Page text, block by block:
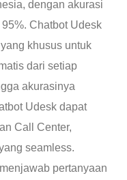
dengan akurasi
Chatbot Udesk
khusus untuk
dari setiap
akurasinya
Udesk dapat
Call Center,
seamless.
pertanyaan